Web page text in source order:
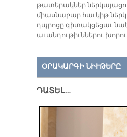
թատերակներ
միասնաբար հաւկիթ
դպրոցը գիտակցեցաւ
աւանդութիւններու
ՕՐԱԿԱՐԳԻ ՆԻՒԹԵՐԸ
ԴԱՏԵԼ…